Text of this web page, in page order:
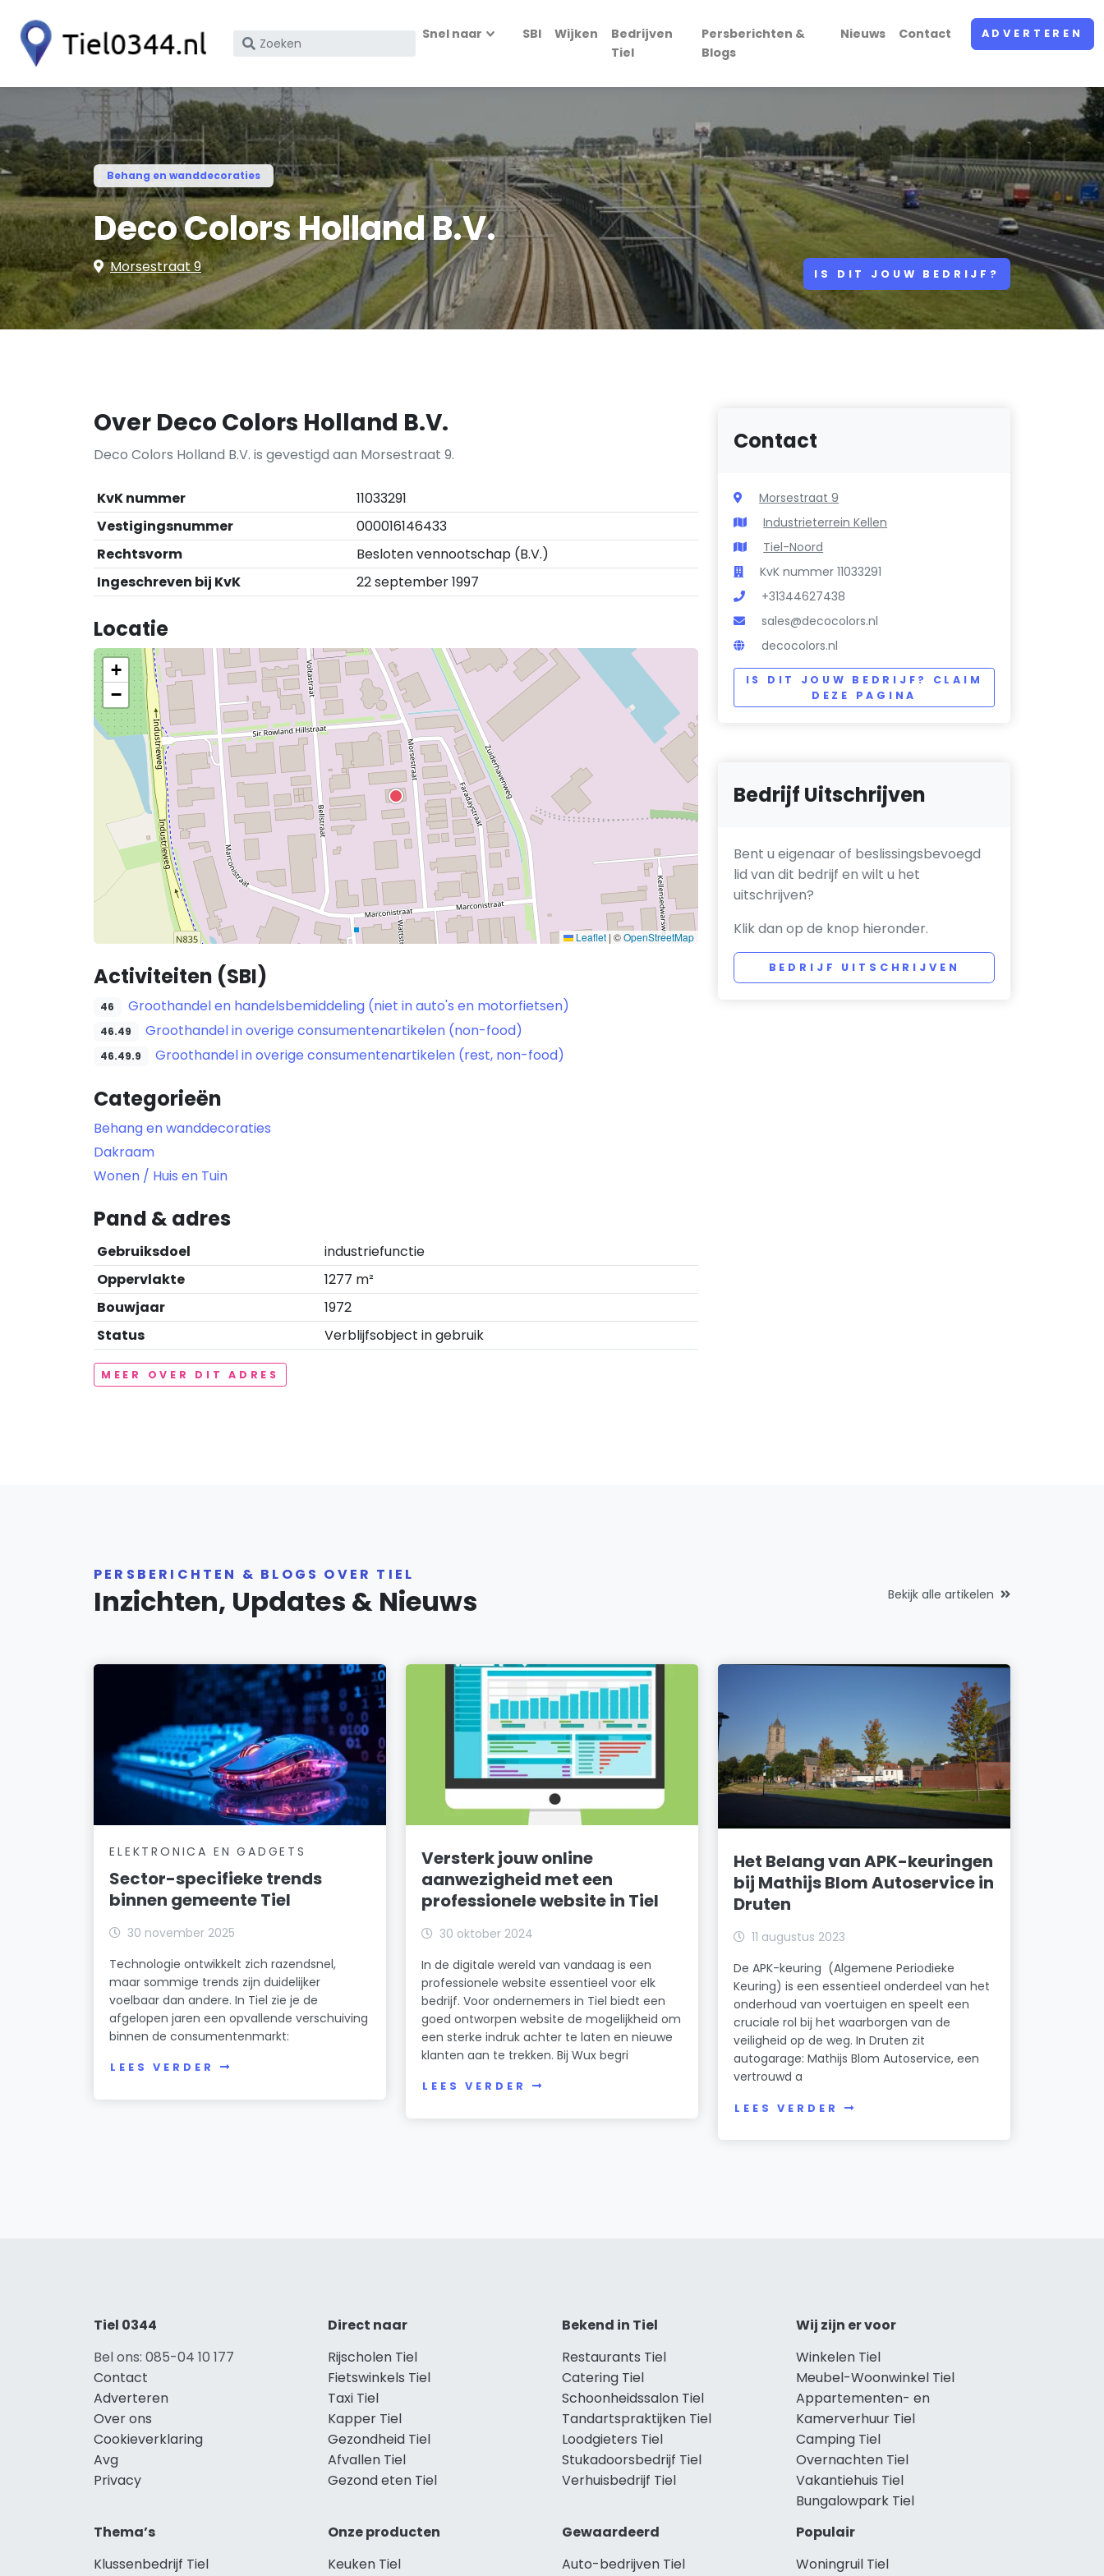
Zoek
bedrijfsnaam
of
KvK
nummer
Snel naar SBI Wijken
Bedrijven
Tiel
Persberichten &
Blogs
Nieuws Contact ADVERTEREN
Behang en wanddecoraties
Deco Colors Holland B.V.
Morsestraat 9 IS DIT JOUW BEDRIJF?
Over Deco Colors Holland B.V.
Deco Colors Holland B.V. is gevestigd aan Morsestraat 9.
KvK nummer
11033291
Vestigingsnummer
000016146433
Rechtsvorm
Besloten vennootschap (B.V.)
Ingeschreven bij KvK
22 september 1997
Locatie
+
−
Leaflet | ©OpenStreetMap
Activiteiten (SBI)
46 Groothandel en handelsbemiddeling (niet in auto's en motorfietsen)
46.49 Groothandel in overige consumentenartikelen (non-food)
46.49.9 Groothandel in overige consumentenartikelen (rest, non-food)
Categorieën
Behang en wanddecoraties
Dakraam
Wonen / Huis en Tuin
Pand & adres
Gebruiksdoel
industriefunctie
Oppervlakte
1277 m²
Bouwjaar
1972
Status
Verblijfsobject in gebruik
MEER OVER DIT ADRES
Contact
Morsestraat 9
Industrieterrein Kellen
Tiel-Noord
KvK nummer 11033291
+31344627438
sales@decocolors.nl
decocolors.nl
IS DIT JOUW BEDRIJF? CLAIM
DEZE PAGINA
Bedrijf Uitschrijven
Bent u eigenaar of beslissingsbevoegd
lid van dit bedrijf en wilt u het
uitschrijven?
Klik dan op de knop hieronder.
BEDRIJF UITSCHRIJVEN
PERSBERICHTEN & BLOGS OVER TIEL
Inzichten, Updates & Nieuws Bekijk alle artikelen
ELEKTRONICA EN GADGETS
Sector-specifieke trends
binnen gemeente Tiel
30 november 2025
Technologie ontwikkelt zich razendsnel,
maar sommige trends zijn duidelijker
voelbaar dan andere. In Tiel zie je de
afgelopen jaren een opvallende verschuiving
binnen de consumentenmarkt:
LEES VERDER
Versterk jouw online
aanwezigheid met een
professionele website in Tiel
30 oktober 2024
In de digitale wereld van vandaag is een
professionele website essentieel voor elk
bedrijf. Voor ondernemers in Tiel biedt een
goed ontworpen website de mogelijkheid om
een sterke indruk achter te laten en nieuwe
klanten aan te trekken. Bij Wux begri
LEES VERDER
Het Belang van APK-keuringen
bij Mathijs Blom Autoservice in
Druten
11 augustus 2023
De APK-keuring (Algemene Periodieke
Keuring) is een essentieel onderdeel van het
onderhoud van voertuigen en speelt een
cruciale rol bij het waarborgen van de
veiligheid op de weg. In Druten zit
autogarage: Mathijs Blom Autoservice, een
vertrouwd a
LEES VERDER
Tiel 0344
Bel ons: 085-04 10 177
Contact
Adverteren
Over ons
Cookieverklaring
Avg
Privacy
Direct naar
Rijscholen Tiel
Fietswinkels Tiel
Taxi Tiel
Kapper Tiel
Gezondheid Tiel
Afvallen Tiel
Gezond eten Tiel
Bekend in Tiel
Restaurants Tiel
Catering Tiel
Schoonheidssalon Tiel
Tandartspraktijken Tiel
Loodgieters Tiel
Stukadoorsbedrijf Tiel
Verhuisbedrijf Tiel
Wij zijn er voor
Winkelen Tiel
Meubel-Woonwinkel Tiel
Appartementen- en
Kamerverhuur Tiel
Camping Tiel
Overnachten Tiel
Vakantiehuis Tiel
Bungalowpark Tiel
Thema’s
Klussenbedrijf Tiel
Onze producten
Keuken Tiel
Gewaardeerd
Auto-bedrijven Tiel
Populair
Woningruil Tiel